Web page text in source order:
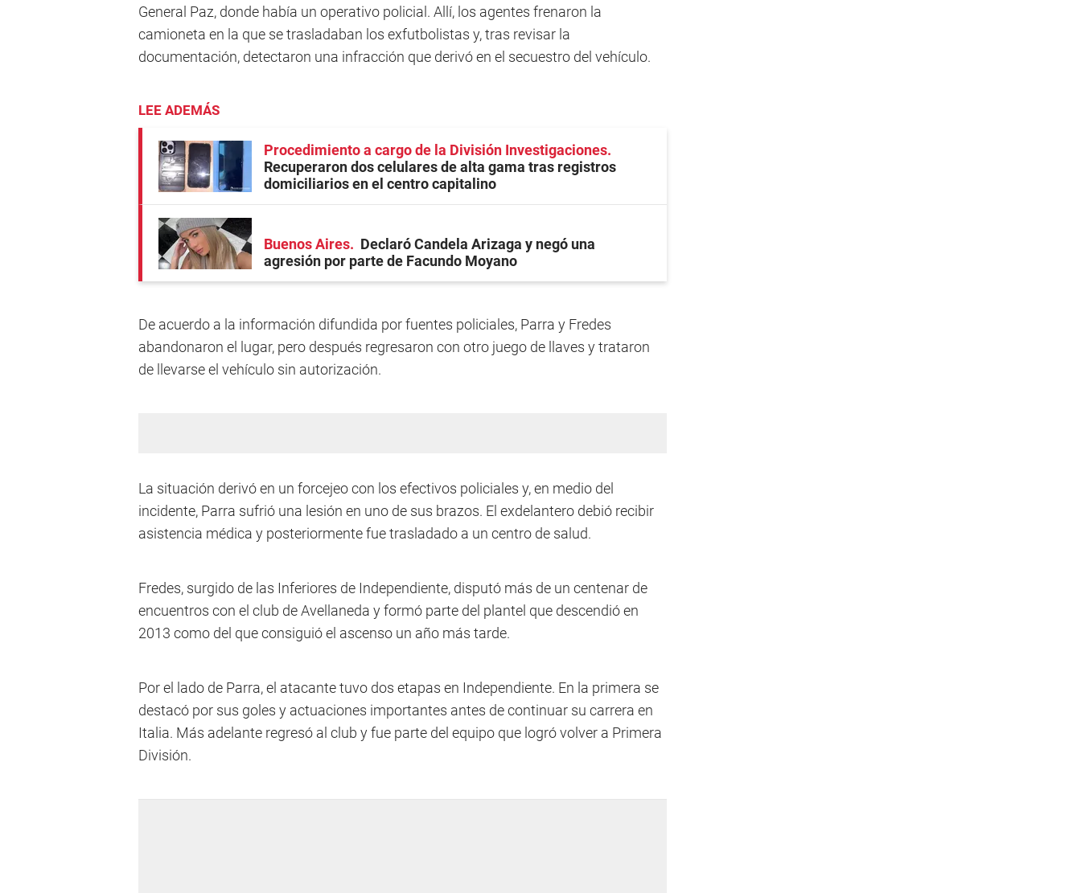
General Paz, donde había un operativo policial. Allí, los agentes frenaron la
camioneta en la que se trasladaban los exfutbolistas y, tras revisar la
documentación, detectaron una infracción que derivó en el secuestro del vehículo.
LEE ADEMÁS
Procedimiento a cargo de la División Investigaciones
Recuperaron dos celulares de alta gama tras registros
domiciliarios en el centro capitalino
Buenos Aires
Declaró Candela Arizaga y negó una
agresión por parte de Facundo Moyano
De acuerdo a la información difundida por fuentes policiales, Parra y Fredes
abandonaron el lugar, pero después regresaron con otro juego de llaves y trataron
de llevarse el vehículo sin autorización.
La situación derivó en un forcejeo con los efectivos policiales y, en medio del
incidente, Parra sufrió una lesión en uno de sus brazos. El exdelantero debió recibir
asistencia médica y posteriormente fue trasladado a un centro de salud.
Fredes, surgido de las Inferiores de Independiente, disputó más de un centenar de
encuentros con el club de Avellaneda y formó parte del plantel que descendió en
2013 como del que consiguió el ascenso un año más tarde.
Por el lado de Parra, el atacante tuvo dos etapas en Independiente. En la primera se
destacó por sus goles y actuaciones importantes antes de continuar su carrera en
Italia. Más adelante regresó al club y fue parte del equipo que logró volver a Primera
División.